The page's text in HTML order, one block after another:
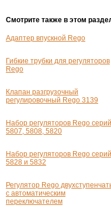
Смотрите также в этом
Адаптер впускной Rego
Гибкие трубки для регуляторов
Rego
Клапан разгрузочный
регулировочный Rego 3139
Набор регуляторов Rego серий
5807, 5808, 5820
Набор регуляторов Rego серий
5828 и 5832
Регулятор Rego
с автоматическим
переключателем